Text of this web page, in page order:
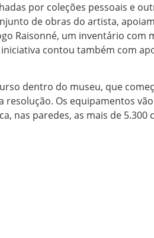
por coleções pessoais e
de obras do artista,
Raisonné, um inventário com
contou também com
dentro do museu, que
Os equipamentos
nas paredes, as mais de 5.300